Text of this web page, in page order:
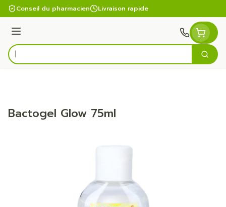
Aller au contenu
Conseil du pharmacien Livraison rapide
Menu
Rechercher
Bactogel Glow 75ml